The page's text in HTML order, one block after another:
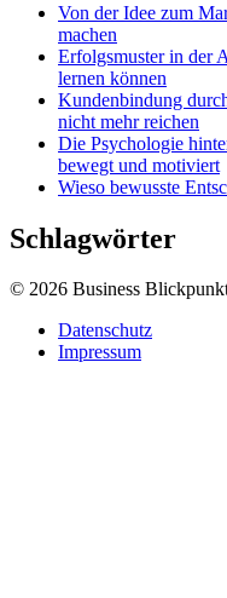
Von der Idee zum
machen
Erfolgsmuster in der
lernen können
Kundenbindung
nicht mehr reichen
Die Psychologie
bewegt und motiviert
Wieso bewusste
Schlagwörter
© 2026 Business
Datenschutz
Impressum